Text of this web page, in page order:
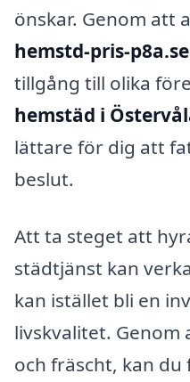
önskar. Genom att
hemstd-pris-p8a.se
tillgång till olika
hemstäd i
lättare för dig att
beslut.
Att ta steget att
städtjänst kan
kan istället bli en
livskvalitet.
och fräscht, kan du